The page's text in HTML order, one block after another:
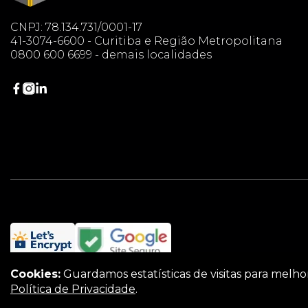
CNPJ: 78.134.731/0001-17
41-3074-6600 - Curitiba e Região Metropolitana
0800 600 6699 - demais localidades
Cookies: Guardamos estatísticas de visitas para
Política de Privacidade.